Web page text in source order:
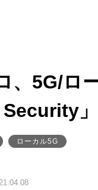
、5G/ロ
」
ローカル5G